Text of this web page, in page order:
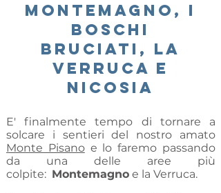
Montemagno, i
boschi
bruciatI, la
verruca e
Nicosia
E' finalmente tempo di tornare a
solcare i sentieri del nostro amato
Monte Pisanoe lo faremo passando
da una delle aree più
colpite: Montemagno e la Verruca.